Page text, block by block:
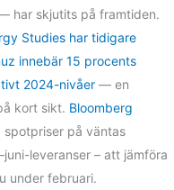
har skjutits på framtiden.
Studies har tidigare
innebär 15 procents
2024-nivåer — en
kort sikt. Bloomberg
spotpriser på väntas
leveranser – att jämföra
under februari.